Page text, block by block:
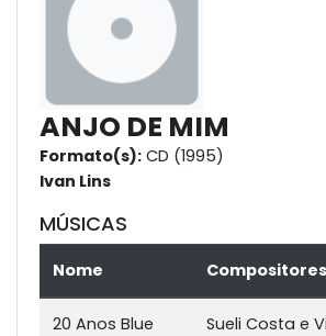
ANJO DE MIM
Formato(s): CD (1995)
Ivan Lins
MÚSICAS
Nome Compositores
20 Anos Blue Sueli Costa e